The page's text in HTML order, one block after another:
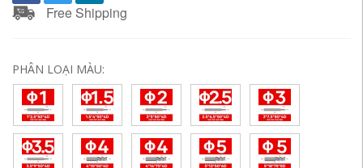
Free Shipping
PHÂN LOẠI MÀU: